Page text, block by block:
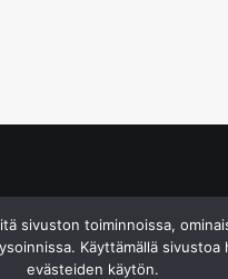
sivuston toiminnoissa,
Käyttämällä sivustoa
evästeiden käytön.